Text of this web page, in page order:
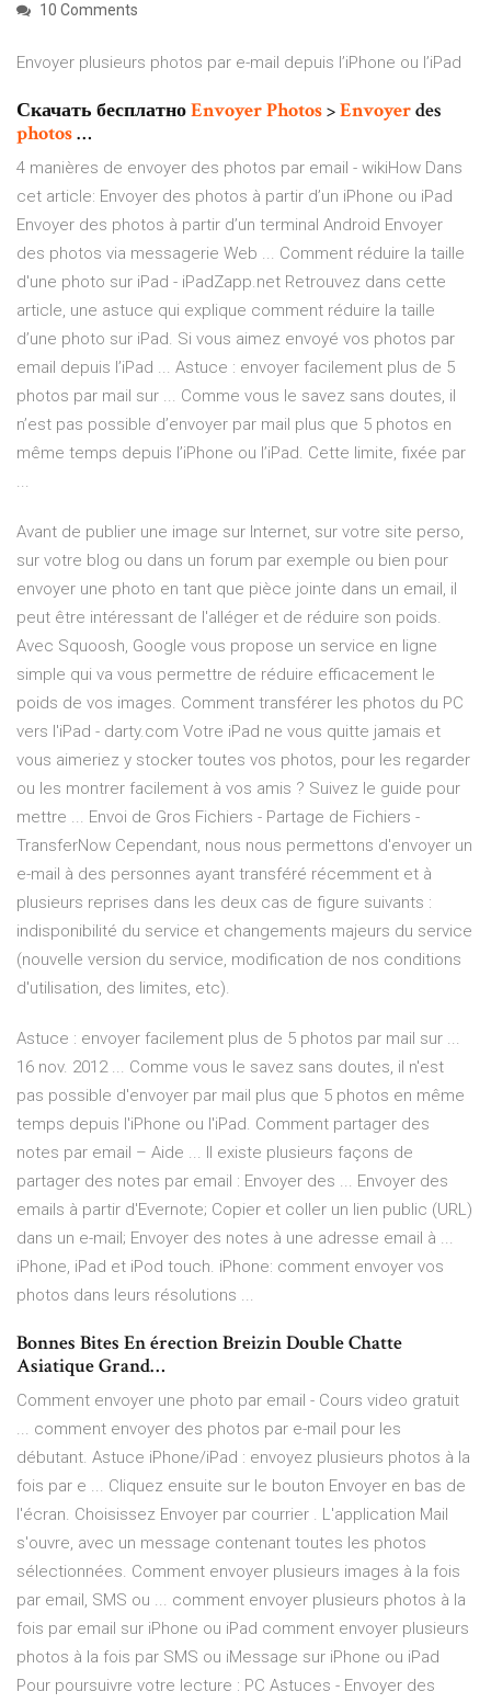
10 Comments
Envoyer plusieurs photos par e-mail depuis l’iPhone ou l’iPad
Скачать бесплатноEnvoyerPhotos>Envoyerdes
photos…
4 manières de envoyer des photos par email - wikiHow Dans
cet article: Envoyer des photos à partir d’un iPhone ou iPad
Envoyer des photos à partir d’un terminal Android Envoyer
des photos via messagerie Web ... Comment réduire la taille
d'une photo sur iPad - iPadZapp.net Retrouvez dans cette
article, une astuce qui explique comment réduire la taille
d’une photo sur iPad. Si vous aimez envoyé vos photos par
email depuis l’iPad ... Astuce : envoyer facilement plus de 5
photos par mail sur ... Comme vous le savez sans doutes, il
n’est pas possible d’envoyer par mail plus que 5 photos en
même temps depuis l’iPhone ou l’iPad. Cette limite, fixée par
...
Avant de publier une image sur Internet, sur votre site perso,
sur votre blog ou dans un forum par exemple ou bien pour
envoyer une photo en tant que pièce jointe dans un email, il
peut être intéressant de l'alléger et de réduire son poids.
Avec Squoosh, Google vous propose un service en ligne
simple qui va vous permettre de réduire efficacement le
poids de vos images. Comment transférer les photos du PC
vers l'iPad - darty.com Votre iPad ne vous quitte jamais et
vous aimeriez y stocker toutes vos photos, pour les regarder
ou les montrer facilement à vos amis ? Suivez le guide pour
mettre ... Envoi de Gros Fichiers - Partage de Fichiers -
TransferNow Cependant, nous nous permettons d'envoyer un
e-mail à des personnes ayant transféré récemment et à
plusieurs reprises dans les deux cas de figure suivants :
indisponibilité du service et changements majeurs du service
(nouvelle version du service, modification de nos conditions
d'utilisation, des limites, etc).
Astuce : envoyer facilement plus de 5 photos par mail sur ...
16 nov. 2012 ... Comme vous le savez sans doutes, il n'est
pas possible d'envoyer par mail plus que 5 photos en même
temps depuis l'iPhone ou l'iPad. Comment partager des
notes par email – Aide ... Il existe plusieurs façons de
partager des notes par email : Envoyer des ... Envoyer des
emails à partir d'Evernote; Copier et coller un lien public (URL)
dans un e-mail; Envoyer des notes à une adresse email à ...
iPhone, iPad et iPod touch. iPhone: comment envoyer vos
photos dans leurs résolutions ...
Bonnes Bites En érection Breizin Double Chatte
Asiatique Grand…
Comment envoyer une photo par email - Cours video gratuit
... comment envoyer des photos par e-mail pour les
débutant. Astuce iPhone/iPad : envoyez plusieurs photos à la
fois par e ... Cliquez ensuite sur le bouton Envoyer en bas de
l'écran. Choisissez Envoyer par courrier . L'application Mail
s'ouvre, avec un message contenant toutes les photos
sélectionnées. Comment envoyer plusieurs images à la fois
par email, SMS ou ... comment envoyer plusieurs photos à la
fois par email sur iPhone ou iPad comment envoyer plusieurs
photos à la fois par SMS ou iMessage sur iPhone ou iPad
Pour poursuivre votre lecture : PC Astuces - Envoyer des